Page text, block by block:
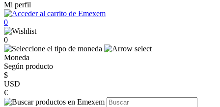
Mi perfil
0
0
Moneda
Según producto
$
USD
€